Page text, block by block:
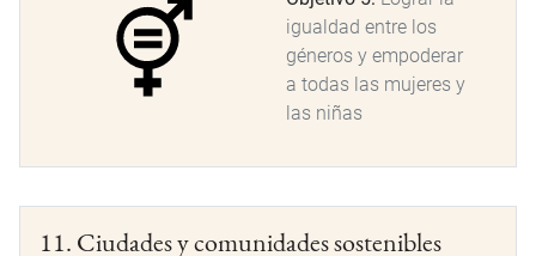
igualdad entre los
géneros y empoderar
a todas las mujeres y
las niñas
11. Ciudades y comunidades sostenibles